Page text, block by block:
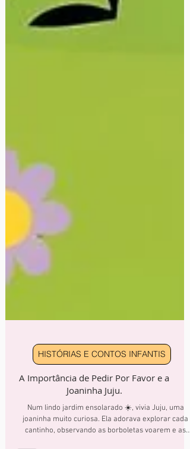
HISTÓRIAS E CONTOS INFANTIS
A Importância de Pedir Por Favor e a
Joaninha Juju.
Num lindo jardim ensolarado ☀️, vivia Juju, uma